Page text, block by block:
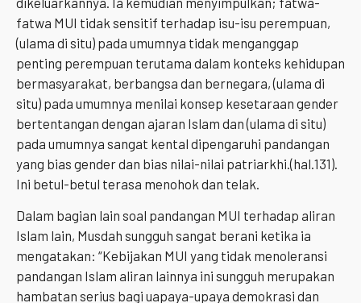
fatwa MUI tidak sensitif terhadap isu-isu perempuan,
(ulama di situ) pada umumnya tidak menganggap
penting perempuan terutama dalam konteks kehidupan
bermasyarakat, berbangsa dan bernegara, (ulama di
situ) pada umumnya menilai konsep kesetaraan gender
bertentangan dengan ajaran Islam dan (ulama di situ)
pada umumnya sangat kental dipengaruhi pandangan
yang bias gender dan bias nilai-nilai patriarkhi.(hal.131).
Ini betul-betul terasa menohok dan telak.
Dalam bagian lain soal pandangan MUI terhadap aliran
Islam lain, Musdah sungguh sangat berani ketika ia
mengatakan: “Kebijakan MUI yang tidak menoleransi
pandangan Islam aliran lainnya ini sungguh merupakan
hambatan serius bagi uapaya-upaya demokrasi dan